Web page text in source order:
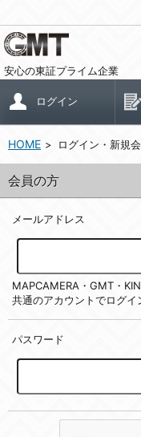
安心の東証プライム企業
ログイン
HOME ログイン・新規
会員の方
メールアドレス
MAPCAMERA・GMT・
共通のアカウントでログイ
パスワード